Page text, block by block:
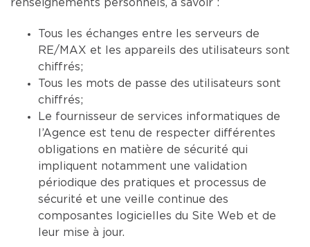
renseignements personnels, à savoir :
Tous les échanges entre les serveurs de
RE/MAX et les appareils des utilisateurs sont
chiffrés;
Tous les mots de passe des utilisateurs sont
chiffrés;
Le fournisseur de services informatiques de
l’Agence est tenu de respecter différentes
obligations en matière de sécurité qui
impliquent notamment une validation
périodique des pratiques et processus de
sécurité et une veille continue des
composantes logicielles du Site Web et de
leur mise à jour.